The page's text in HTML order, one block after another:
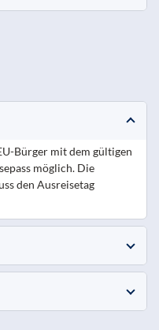
Bürger mit dem gültigen
möglich. Die
den Ausreisetag